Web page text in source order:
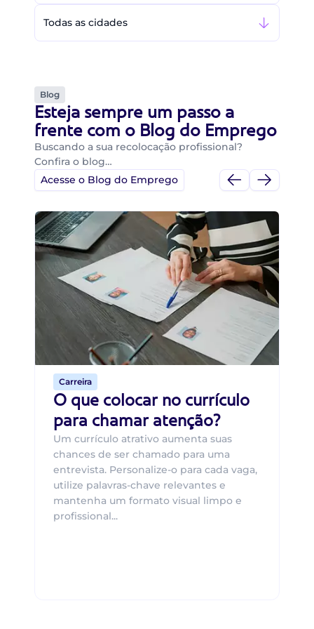
Todas as cidades
Blog
Esteja sempre um passo a
frente com o Blog do Emprego
Buscando a sua recolocação profissional?
Confira o blog…
Acesse o Blog do Emprego
Carreira
O que colocar no currículo
para chamar atenção?
Um currículo atrativo aumenta suas
chances de ser chamado para uma
entrevista. Personalize-o para cada vaga,
utilize palavras-chave relevantes e
mantenha um formato visual limpo e
profissional...